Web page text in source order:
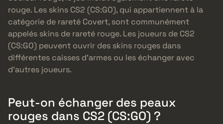
rouge. Les skins CS2 (CS:GO), qui appartiennent à la
catégorie de rareté Covert, sont communément
appelés skins de rareté rouge. Les joueurs de CS2
(CS:GO) peuvent ouvrir des skins rouges dans
différentes caisses d’armes ou les échanger avec
d’autres joueurs.
Peut-on échanger des peaux
rouges dans CS2 (CS:GO) ?